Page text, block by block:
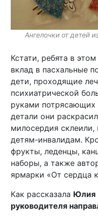
Ангелочки от детей
Кстати, ребята в
вклад в пасхальные
дети, проходящие
психиатрической
руками потрясающих
детали они
милосердия склеили,
детям-инвалидам.
фрукты, леденцы,
наборы, а также
ярмарки «От сердца
Как рассказала Юлия
руководителя